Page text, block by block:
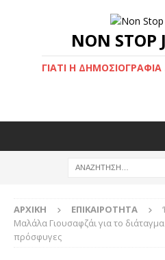
NON STOP
ΓΙΑΤΊ Η
ΑΡΧΙΚΉ ΕΠΙΚΑΙΡΌΤΗΤΑ
Μαλάλα Γιουσαφζάι για το
πρόσφυγες